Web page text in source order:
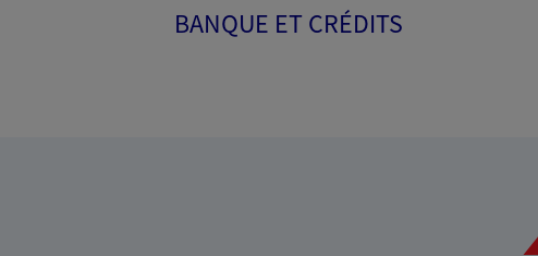
BANQUE ET CRÉDITS